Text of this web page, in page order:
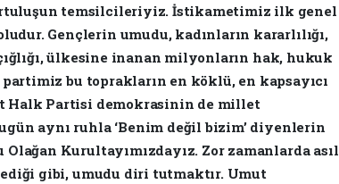
temsilcileriyiz. İstikametimiz ilk genel
Gençlerin umudu, kadınların kararlılığı,
ülkesine inanan milyonların hak, hukuk
bu toprakların en köklü, en kapsayıcı
Halk Partisi demokrasinin de millet
aynı ruhla ‘Benim değil bizim’ diyenlerin
Kurultayımızdayız. Zor zamanlarda asıl
gibi, umudu diri tutmaktır. Umut